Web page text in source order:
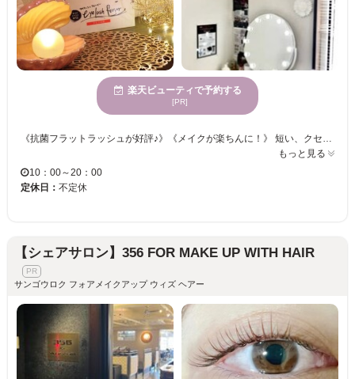
楽天ビューティで予約する
[PR]
もっと見る
10：00～20：00
定休日： 不定休
【シェアサロン】356 FOR MAKE UP WITH HAIR
サンゴウロク フォアメイクアップ ウィズ ヘアー